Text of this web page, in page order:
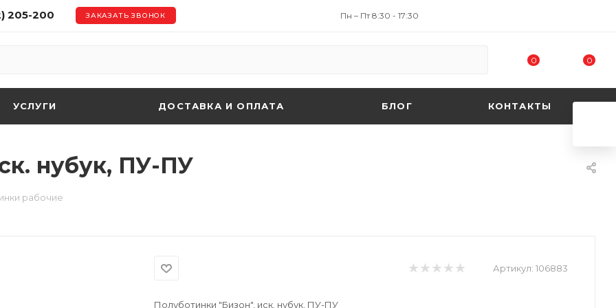
205-200 ЗАКАЗАТЬ ЗВОНОК Пн – Пт 8:30 - 17:30
0 0
УСЛУГИ ДОСТАВКА И ОПЛАТА БЛОГ КОНТАКТЫ
нубук, ПУ-ПУ
рабочие
Артикул: 106883
Полуботинки "Бизон", иск. нубук, ПУ-ПУ